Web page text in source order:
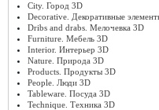
City. Город 3D
Decorative. Декоративные
Dribs and drabs. Мелочевка 3D
Furniture. Мебель 3D
Interior. Интерьер 3D
Nature. Природа 3D
Products. Продукты 3D
People. Люди 3D
Tableware. Посуда 3D
Technique. Техника 3D